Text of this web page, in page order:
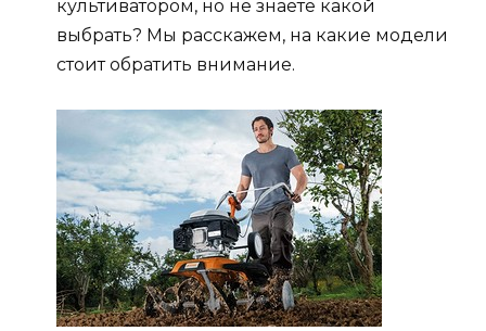
культиватором, но не знаете какой
выбрать? Мы расскажем, на какие модели
стоит обратить внимание.